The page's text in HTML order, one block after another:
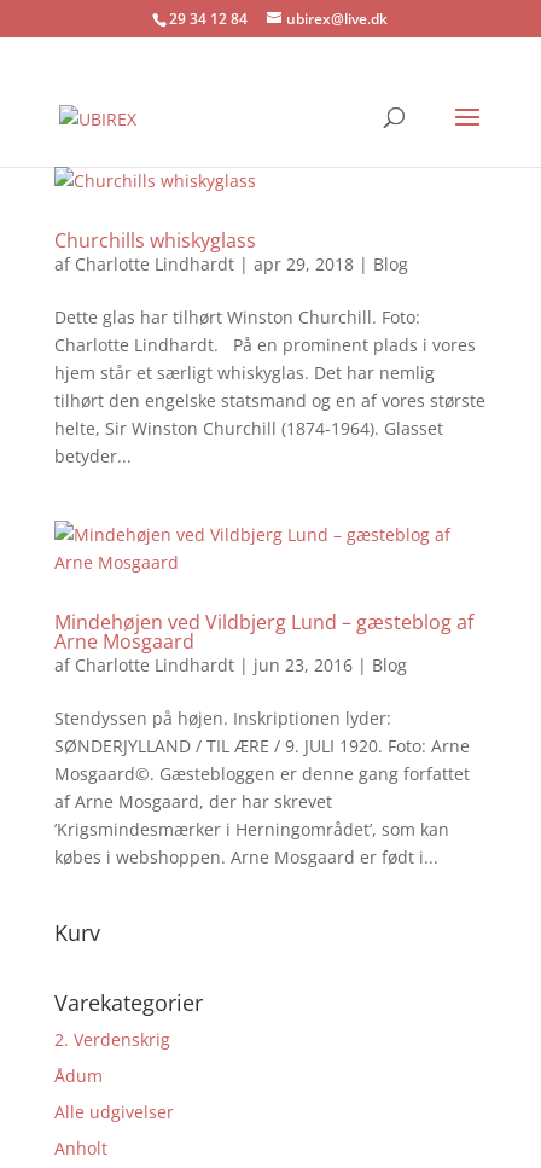
29 34 12 84 ubirex@live.dk
Churchills whiskyglass
af Charlotte Lindhardt| apr 29, 2018| Blog
Dette glas har tilhørt Winston Churchill. Foto:
Charlotte Lindhardt. På en prominent plads i vores
hjem står et særligt whiskyglas. Det har nemlig
tilhørt den engelske statsmand og en af vores største
helte, Sir Winston Churchill (1874-1964). Glasset
betyder...
Mindehøjen ved Vildbjerg Lund – gæsteblog af
Arne Mosgaard
af Charlotte Lindhardt| jun 23, 2016| Blog
Stendyssen på højen. Inskriptionen lyder:
SØNDERJYLLAND / TIL ÆRE / 9. JULI 1920. Foto: Arne
Mosgaard©. Gæstebloggen er denne gang forfattet
af Arne Mosgaard, der har skrevet
’Krigsmindesmærker i Herningområdet’, som kan
købes i webshoppen. Arne Mosgaard er født i...
Kurv
Varekategorier
2. Verdenskrig
Ådum
Alle udgivelser
Anholt